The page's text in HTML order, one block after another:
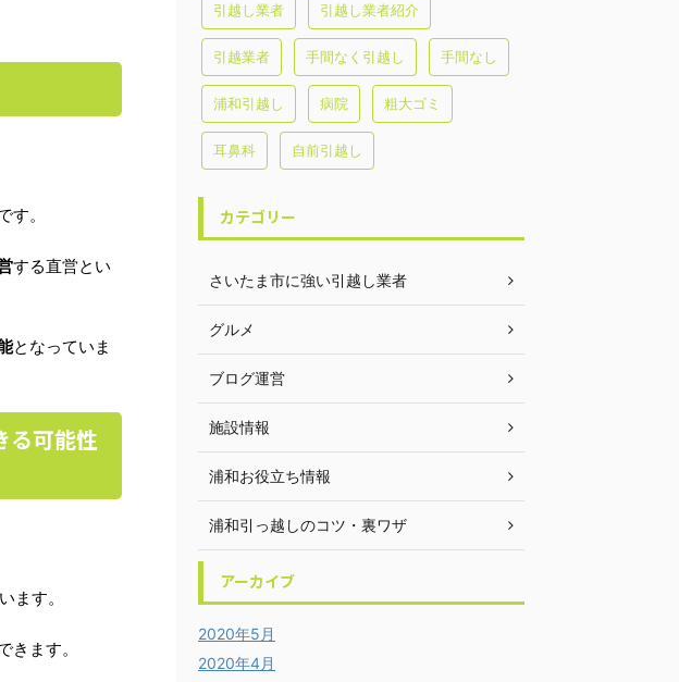
。
する直営とい
となっていま
る可能性
ます。
きます。
引越し業者 引越し業者紹介
引越業者 手間なく引越し 手間なし
浦和引越し 病院 粗大ゴミ
耳鼻科 自前引越し
カテゴリー
さいたま市に強い引越し業者
グルメ
ブログ運営
施設情報
浦和お役立ち情報
浦和引っ越しのコツ・裏ワザ
アーカイブ
2020年5月
2020年4月